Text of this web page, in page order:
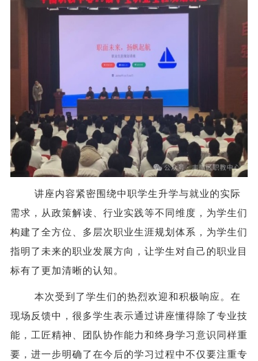
讲座内容紧密围绕中职学生升学与就业的实际
需求，从政策解读、行业实践等不同维度，为学生们
构建了全方位、多层次职业生涯规划体系，为学生们
指明了未来的职业发展方向，让学生对自己的职业目
标有了更加清晰的认知。
本次受到了学生们的热烈欢迎和积极响应。在
现场反馈中，很多学生表示通过讲座懂得除了专业技
能，工匠精神、团队协作能力和终身学习意识同样重
要，进一步明确了在今后的学习过程中不仅要注重专